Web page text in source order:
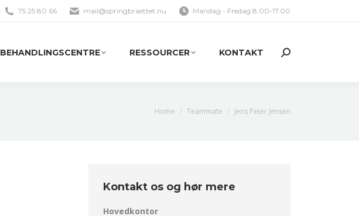
75 25 80 66 mail@springbraettet.nu Mandag - Fredag 8.00-17.00
BEHANDLINGSCENTRE RESSOURCER KONTAKT Search:
You are here:
Home Teammate Jens Peter Jensen
Kontakt os og hør mere
Hovedkontor